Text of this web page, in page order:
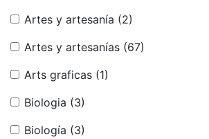
Artes y artesanía (2)
Artes y artesanías (67)
Arts graficas (1)
Biologia (3)
Biología (3)